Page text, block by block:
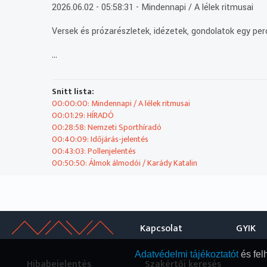
2026.06.02 - 05:58:31 - Mindennapi / A lélek ritmusai
Versek és prózarészletek, idézetek, gondolatok egy
2026.06.02 - 06:00:00 - HÍRADÓ
2026.06.02 - 06:38:40 - Időjárás-jelentés
António aggódik Maria megégett karja miatt. Helena
használni fogja. Tomás és Laura megjelennek a
2026.06.02 - 06:41:34 - Pollenjelentés
Vajon miért van égésnyom a Himnusz eredeti
cukrász volt-e Dobos C. József? Ezekre és ehhez
Példamutató sorsok, kiemelkedő teljesítmények.
Ez az epizód Karády Katalin életéről fog szólni.
...
Snitt lista:
00:00:00: Mindennapi / A lélek ritmusai
00:01:29: HÍRADÓ
00:28:58: Nemzeti Sporthíradó
00:40:09: Időjárás-jelentés
00:43:03: Pollenjelentés
00:50:50: Álmok álmodói / Karády Katalin
Kapcsolat GYIK
Adatvédelmi tájékoztatótés